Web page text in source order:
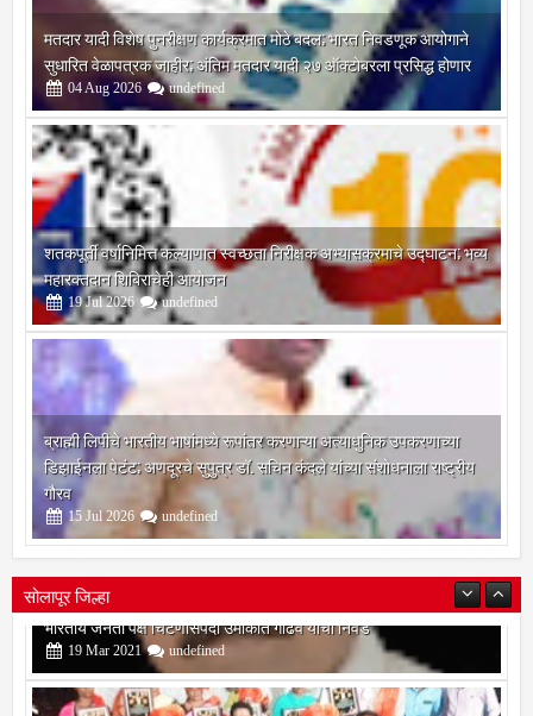
मतदार यादी विशेष पुनरीक्षण कार्यक्रमात मोठे बदल; भारत निवडणूक आयोगाने
सुधारित वेळापत्रक जाहीर; अंतिम मतदार यादी २७ ऑक्टोबरला प्रसिद्ध होणार
04Aug 2026 undefined
शतकपूर्ती वर्षानिमित्त कल्याणात स्वच्छता निरीक्षक अभ्यासक्रमाचे उद्घाटन; भव्य
महारक्तदान शिबिराचेही आयोजन
19 Jul 2026 undefined
ब्राह्मी लिपीचे भारतीय भाषांमध्ये रूपांतर करणाऱ्या अत्याधुनिक उपकरणाच्या
डिझाईनला पेटंट; अणदूरचे सुपुत्र डॉ. सचिन कंदले यांच्या संशोधनाला राष्ट्रीय
गौरव
15 Jul 2026 undefined
सोलापूर जिल्हा